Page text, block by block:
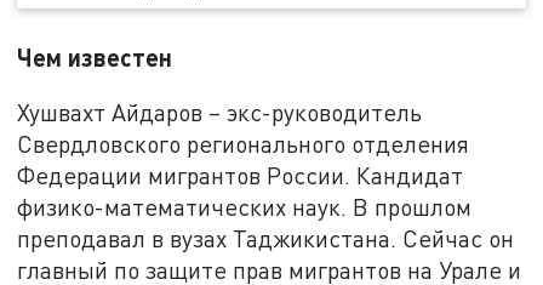
Чем известен
Хушвахт Айдаров – экс-руководитель
Свердловского регионального отделения
Федерации мигрантов России. Кандидат
физико-математических наук. В прошлом
преподавал в вузах Таджикистана. Сейчас он
главный по защите прав мигрантов на Урале и